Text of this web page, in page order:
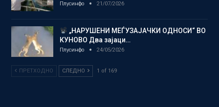
Плусинфо 21/07/2026
„НАРУШЕНИ МЕЃУЗАЈАЧКИ ОДНОСИ“ ВО
КУНОВО Два зајаци…
Плусинфо 24/05/2026
ПРЕТХОДНО СЛЕДНО 1 of 169